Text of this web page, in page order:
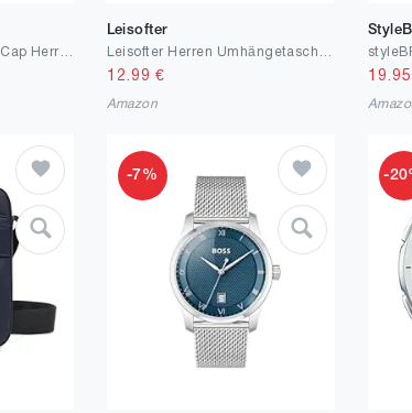
YAMEE Denim Baseball Cap Herren Damen,Basecap Sonnenhut Unisex Sportkappe,Baseballkappen Herren für Outdoor-Aktivitäten Angeln,Camping
Leisofter
12.99 €
Amazon
19.95
-7% -